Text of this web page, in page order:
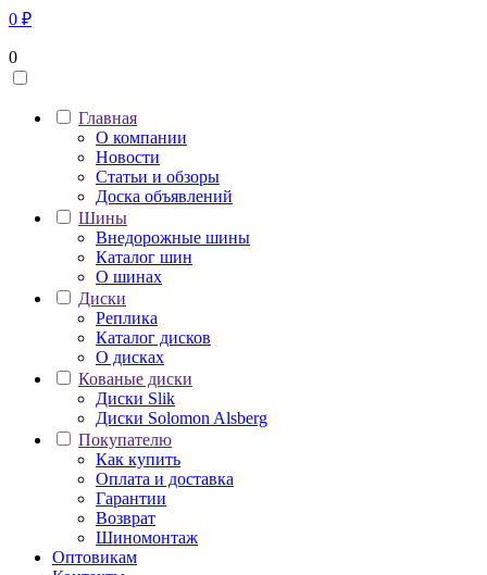
0 ₽
0
Главная
О компании
Новости
Статьи и обзоры
Доска объявлений
Шины
Внедорожные шины
Каталог шин
О шинах
Диски
Реплика
Каталог дисков
О дисках
Кованые диски
Диски Slik
Диски Solomon Alsberg
Покупателю
Как купить
Оплата и доставка
Гарантии
Возврат
Шиномонтаж
Оптовикам